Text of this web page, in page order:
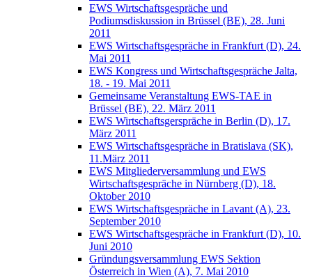
EWS Wirtschaftsgespräche und
Podiumsdiskussion in Brüssel (BE), 28. Juni
2011
EWS Wirtschaftsgespräche in Frankfurt (D), 24.
Mai 2011
EWS Kongress und Wirtschaftsgespräche Jalta,
18. - 19. Mai 2011
Gemeinsame Veranstaltung EWS-TAE in
Brüssel (BE), 22. März 2011
EWS Wirtschaftsgerspräche in Berlin (D), 17.
März 2011
EWS Wirtschaftsgespräche in Bratislava (SK),
11.März 2011
EWS Mitgliederversammlung und EWS
Wirtschaftsgespräche in Nürnberg (D), 18.
Oktober 2010
EWS Wirtschaftsgespräche in Lavant (A), 23.
September 2010
EWS Wirtschaftsgespräche in Frankfurt (D), 10.
Juni 2010
Gründungsversammlung EWS Sektion
Österreich in Wien (A), 7. Mai 2010